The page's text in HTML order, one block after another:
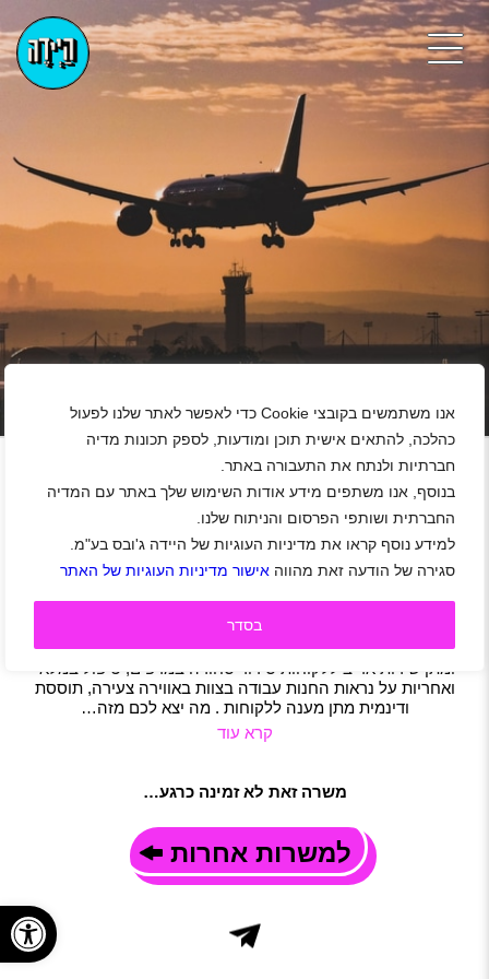
אנו משתמשים בקובצי Cookie כדי לאפשר לאתר שלנו לפעול
כהלכה, להתאים אישית תוכן ומודעות, לספק תכונות מדיה
חברתיות ולנתח את התעבורה באתר.
בנוסף, אנו משתפים מידע אודות השימוש שלך באתר עם המדיה
החברתית ושותפי הפרסום והניתוח שלנו.
למידע נוסף קראו את מדיניות העוגיות של היידה ג'ובס בע"מ.
סגירה של הודעה זאת מהווה אישור מדיניות העוגיות של האתר
בסדר
+
לרשת חנויות בינלאומית דרושים/ות קופאים/ות
וסדרנים/ות
נתב"ג|חיילים משוחררים|סטודנטים|משרות שוות |קופה
לחנויות הדיוטי פרי היוקרתיות בנמל התעופה בן גוריון דרושים/ות
קופאים/ות וסדרנים/ות. התפקיד כולל: הפעלת קופה ממוחשבת
ומתן שירות אדיב ללקוחות סידור סחורה במדפים, טיפול במלאי
ואחריות על נראות החנות עבודה בצוות באווירה צעירה, תוססת
ודינמית מתן מענה ללקוחות . מה יצא לכם מזה…
קרא עוד
משרה זאת לא זמינה כרגע…
למשרות אחרות